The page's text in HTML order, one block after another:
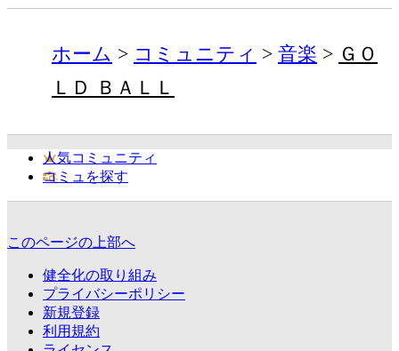
ホーム コミュニティ 音楽
ＧＯ
ＬＤ ＢＡＬＬ
人気コミュニティ
コミュを探す
このページの上部へ
健全化の取り組み
プライバシーポリシー
新規登録
利用規約